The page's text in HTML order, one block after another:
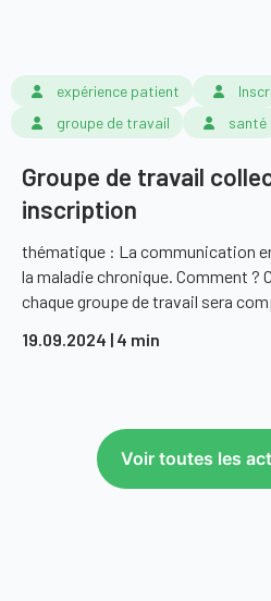
expérience patient
groupe de travail
santé
Groupe de travail
inscription
thématique : La communication
la maladie chronique. Comment ?
chaque groupe de travail sera
19.09.2024 | 4 min
Voir toutes les